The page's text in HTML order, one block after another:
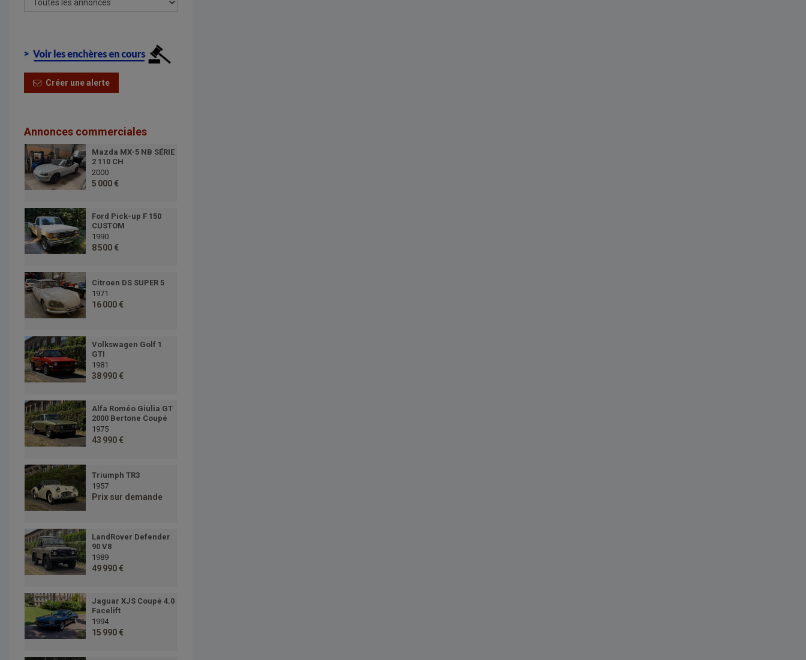
Créer une alerte
Annonces commerciales
Mazda MX-5 NB SÉRIE
2 110 CH
2000
5 000 €
Ford Pick-up F 150
CUSTOM
1990
8 500 €
Citroen DS SUPER 5
1971
16 000 €
Volkswagen Golf 1
GTI
1981
38 990 €
Alfa Roméo Giulia GT
2000 Bertone Coupé
1975
43 990 €
Triumph TR3
1957
Prix sur demande
LandRover Defender
90 V8
1989
49 990 €
Jaguar XJS Coupé 4.0
Facelift
1994
15 990 €